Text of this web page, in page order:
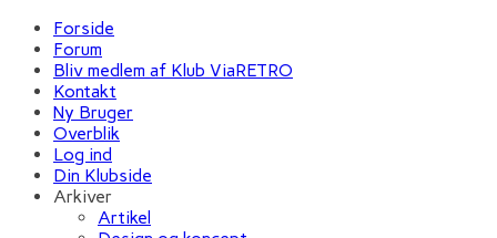
Forside
Forum
Bliv medlem af Klub ViaRETRO
Kontakt
Ny Bruger
Overblik
Log ind
Din Klubside
Arkiver
Artikel